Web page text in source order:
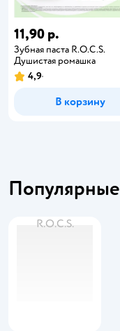
11,90 р.
Зубная паста R.O.C.S.
Душистая ромашка
4,9
В корзину
R.O.C.S.